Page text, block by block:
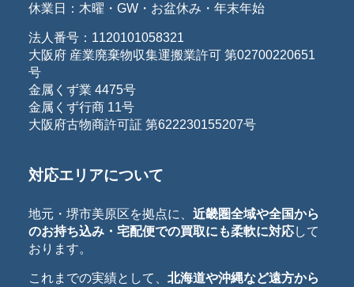
休業日：木曜・GW・お盆休み・年末年始
法人番号：1120101058321
大阪府 産業廃棄物収集運搬業許可 第02700220651
号
金属くず業 4475号
金属くず行商 11号
大阪府古物商許可証 第622230155207号
対応エリアについて
地元・堺市美原区を拠点に、 近畿圏全域や全国から
のお持ち込み・宅配便での買取にも柔軟に対応して
おります。
これまでの実績として、 北海道や沖縄など遠方から